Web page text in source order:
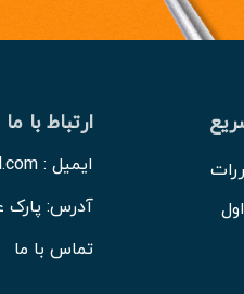
ارتباط با ما
ایمیل : kermanshahgasht2020@gmail.com
آدرس: پارک
تماس با ما